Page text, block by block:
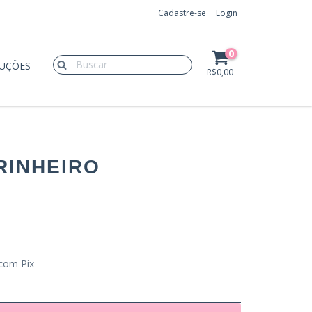
Cadastre-se Login
0
R$0,00
Pix